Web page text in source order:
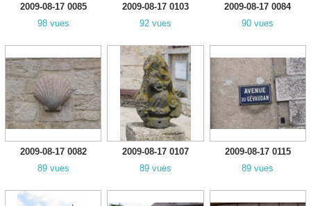
2009-08-17 0085
98 vues
2009-08-17 0103
92 vues
2009-08-17 0084
90 vues
2009-08-17 0082
89 vues
2009-08-17 0107
89 vues
2009-08-17 0115
89 vues